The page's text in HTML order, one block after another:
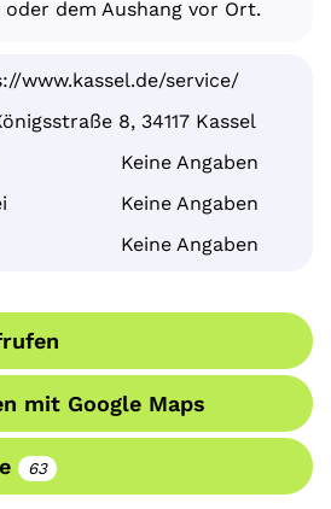
dem Aushang vor Ort.
www.kassel.de/service/
8, 34117 Kassel
Keine Angaben
Keine Angaben
Keine Angaben
mit Google Maps
63